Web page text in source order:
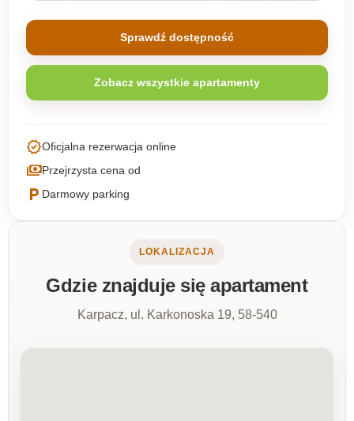
Sprawdź dostępność
Zobacz wszystkie apartamenty
verifiedOficjalna rezerwacja online
paymentsPrzejrzysta cena od
local_parking Darmowy parking
LOKALIZACJA
Gdzie znajduje się apartament
Karpacz, ul. Karkonoska 19, 58-540